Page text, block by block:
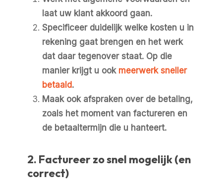
laat uw klant akkoord gaan.
Specificeer duidelijk welke kosten u in
rekening gaat brengen en het werk
dat daar tegenover staat. Op die
manier krijgt u ook meerwerk sneller
betaald.
Maak ook afspraken over de betaling,
zoals het moment van factureren en
de betaaltermijn die u hanteert.
2. Factureer zo snel mogelijk (en
correct)